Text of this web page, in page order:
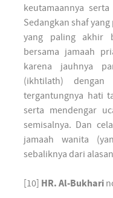
keutamaannya
Sedangkan shaf
yang paling akhir
bersama jamaah
karena jauhnya
(ikhtilath)
tergantungnya hati
serta mendengar
semisalnya. Dan
jamaah wanita
sebaliknya dari
[10] HR. Al-Bukhari